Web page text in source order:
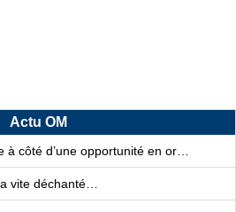
Actu OM
à côté d’une opportunité en or…
vite déchanté…